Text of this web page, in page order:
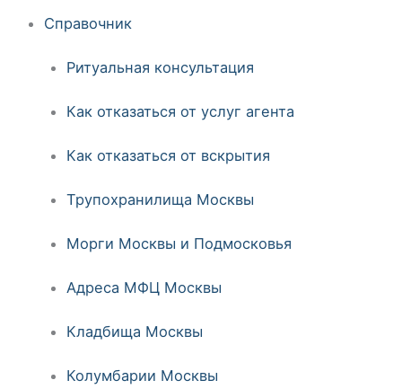
Справочник
Ритуальная консультация
Как отказаться от услуг агента
Как отказаться от вскрытия
Трупохранилища Москвы
Морги Москвы и Подмосковья
Адреса МФЦ Москвы
Кладбища Москвы
Колумбарии Москвы